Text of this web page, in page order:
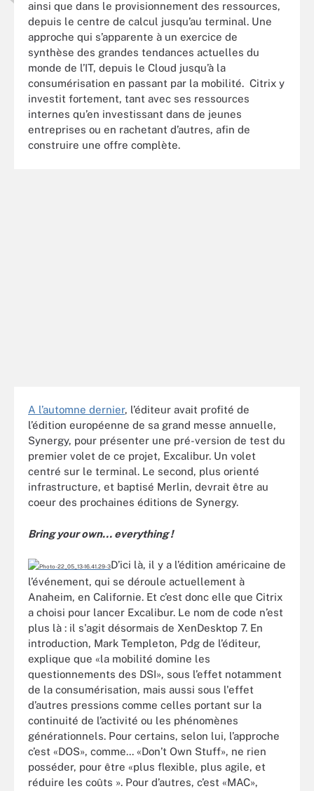
ainsi que dans le provisionnement des ressources,
depuis le centre de calcul jusqu’au terminal. Une
approche qui s’apparente à un exercice de
synthèse des grandes tendances actuelles du
monde de l’IT, depuis le Cloud jusqu’à la
consumérisation en passant par la mobilité. Citrix y
investit fortement, tant avec ses ressources
internes qu’en investissant dans de jeunes
entreprises ou en rachetant d’autres, afin de
construire une offre complète.
A l’automne dernier, l’éditeur avait profité de
l’édition européenne de sa grand messe annuelle,
Synergy, pour présenter une pré-version de test du
premier volet de ce projet, Excalibur. Un volet
centré sur le terminal. Le second, plus orienté
infrastructure, et baptisé Merlin, devrait être au
coeur des prochaines éditions de Synergy.
Bring your own... everything !
D’ici là, il y a l’édition américaine de
l’événement, qui se déroule actuellement à
Anaheim, en Californie. Et c’est donc elle que Citrix
a choisi pour lancer Excalibur. Le nom de code n’est
plus là : il s'agit désormais de XenDesktop 7. En
introduction, Mark Templeton, Pdg de l’éditeur,
explique que «la mobilité domine les
questionnements des DSI», sous l’effet notamment
de la consumérisation, mais aussi sous l'effet
d’autres pressions comme celles portant sur la
continuité de l’activité ou les phénomènes
générationnels. Pour certains, selon lui, l’approche
c’est «DOS», comme... «Don’t Own Stuff», ne rien
posséder, pour être «plus flexible, plus agile, et
réduire les coûts ». Pour d’autres, c’est «MAC»,